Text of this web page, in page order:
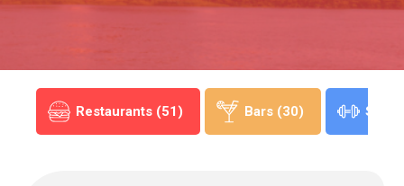
Restaurants (51) Bars (30)